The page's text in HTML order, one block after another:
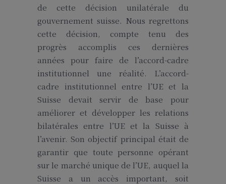
de cette décision unilatérale du
gouvernement suisse. Nous regrettons
cette décision, compte tenu des
progrès accomplis ces dernières
années pour faire de l’accord-cadre
institutionnel une réalité. L’accord-
cadre institutionnel entre l’UE et la
Suisse devait servir de base pour
améliorer et développer les relations
bilatérales entre l’UE et la Suisse à
l’avenir. Son objectif principal était de
garantir que toute personne opérant
sur le marché unique de l’UE, auquel la
Suisse a un accès important, soit